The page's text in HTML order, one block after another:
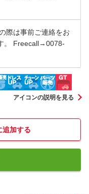
際は事前ご連絡をお
。 Freecall→0078-
アイコンの説明を見る
追加する